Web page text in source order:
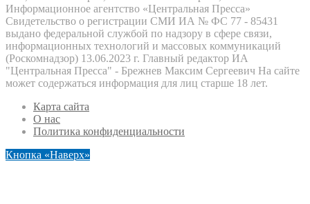
Информационное агентство «Центральная Пресса»
Свидетельство о регистрации СМИ ИА № ФС 77 - 85431
выдано федеральной службой по надзору в сфере связи,
информационных технологий и массовых коммуникаций
(Роскомнадзор) 13.06.2023 г. Главный редактор ИА
"Центральная Пресса" - Брежнев Максим Сергеевич На сайте
может содержаться информация для лиц старше 18 лет.
Карта сайта
О нас
Политика конфиденциальности
Кнопка «Наверх»